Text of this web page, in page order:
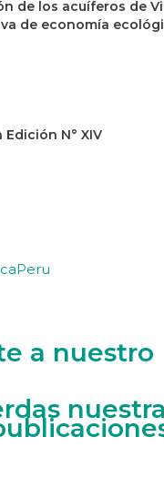
de los acuíferos de
de economía
N° XIV
a nuestro